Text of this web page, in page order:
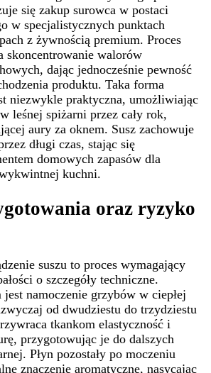
się zakup surowca w postaci
w specjalistycznych punktach
z żywnością premium. Proces
skoncentrowanie walorów
dając jednocześnie pewność
produktu. Taka forma
niezwykle praktyczna, umożliwiając
leśnej spiżarni przez cały rok,
aury za oknem. Susz zachowuje
długi czas, stając się
domowych zapasów dla
kuchni.
oraz ryzyko
suszu to proces wymagający
o szczegóły techniczne.
namoczenie grzybów w ciepłej
od dwudziestu do trzydziestu
tkankom elastyczność i
przygotowując je do dalszych
Płyn pozostały po moczeniu
znaczenie aromatyczne, nasycając